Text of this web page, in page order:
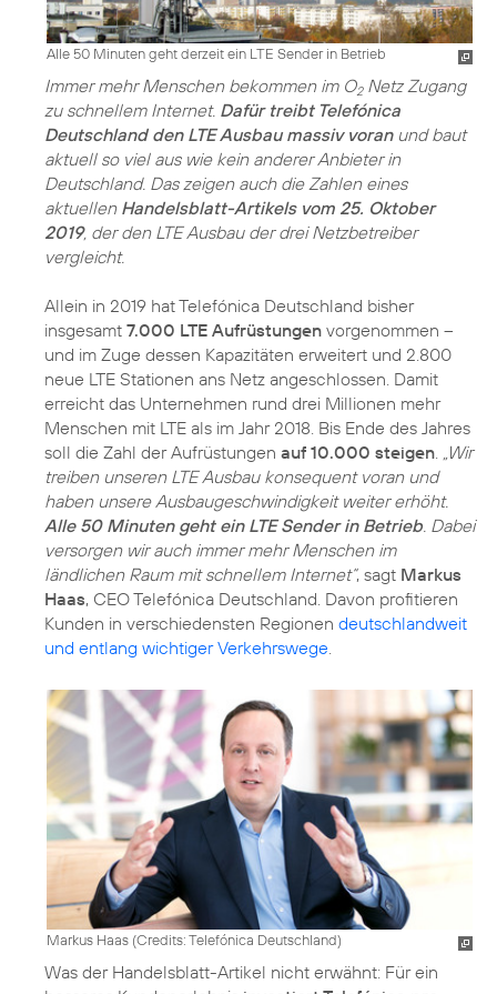
Alle 50 Minuten geht derzeit ein LTE Sender in Betrieb
Immer mehr Menschen bekommen im O2Netz Zugang
zu schnellem Internet. Dafür treibt Telefónica
Deutschland den LTE Ausbau massiv voranund baut
aktuell so viel aus wie kein anderer Anbieter in
Deutschland. Das zeigen auch die Zahlen eines
aktuellen Handelsblatt-Artikels vom 25. Oktober
2019, der den LTE Ausbau der drei Netzbetreiber
vergleicht.
Allein in 2019 hat Telefónica Deutschland bisher
insgesamt 7.000 LTE Aufrüstungen vorgenommen –
und im Zuge dessen Kapazitäten erweitert und 2.800
neue LTE Stationen ans Netz angeschlossen. Damit
erreicht das Unternehmen rund drei Millionen mehr
Menschen mit LTE als im Jahr 2018. Bis Ende des Jahres
soll die Zahl der Aufrüstungen auf 10.000 steigen
„Wir
treiben unseren LTE Ausbau konsequent voran und
haben unsere Ausbaugeschwindigkeit weiter erhöht.
Alle 50 Minuten geht ein LTE Sender in Betrieb . Dabei
versorgen wir auch immer mehr Menschen im
ländlichen Raum mit schnellem Internet“, sagt Markus
Haas, CEO Telefónica Deutschland. Davon profitieren
Kunden in verschiedensten Regionen deutschlandweit
und entlang wichtiger Verkehrswege
Markus Haas (Credits: Telefónica Deutschland)
Was der Handelsblatt-Artikel nicht erwähnt: Für ein